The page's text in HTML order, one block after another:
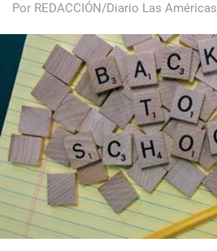
Por REDACCIÓN/Diario Las Américas